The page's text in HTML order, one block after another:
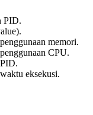
PID.
memori.
CPU.
eksekusi.